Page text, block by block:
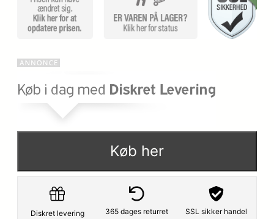
Køb her
Diskret levering 365 dages returret SSL sikker handel